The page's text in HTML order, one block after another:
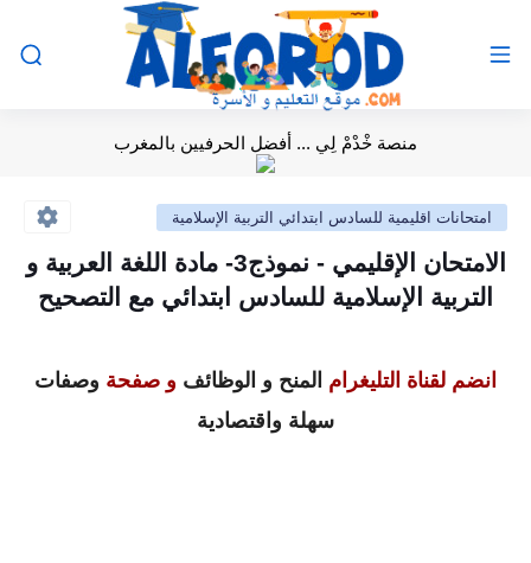
منصة خْدْمْ لِي ... أفضل الحرفيين بالمغرب
امتحانات اقليمية للسادس ابتدائي التربية الإسلامية
الامتحان الإقليمي - نموذج3- مادة اللغة العربية و
التربية الإسلامية للسادس ابتدائي مع التصحيح
انضم لقناة التليغرام المنح و الوظائف و صفحة وصفات
سهلة واقتصادية